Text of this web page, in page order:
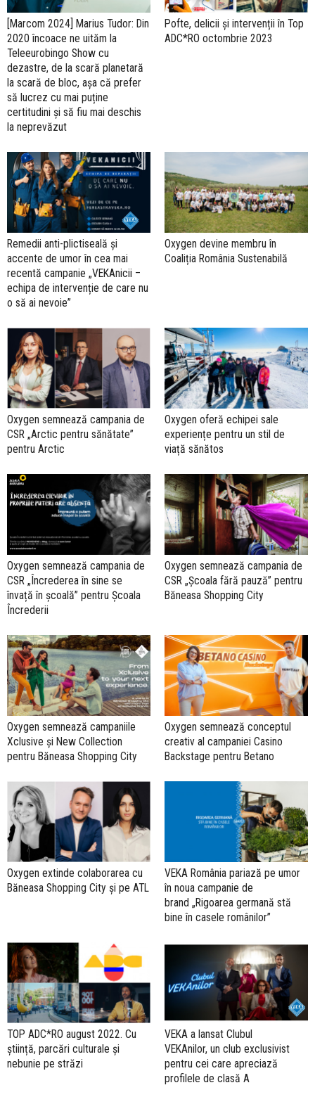
[Marcom 2024] Marius Tudor: Din
2020 încoace ne uităm la
Teleeurobingo Show cu
dezastre, de la scară planetară
la scară de bloc, așa că prefer
să lucrez cu mai puține
certitudini și să fiu mai deschis
la neprevăzut
Pofte, delicii și intervenții în Top
ADC*RO octombrie 2023
Remedii anti-plictiseală și
accente de umor în cea mai
recentă campanie „VEKAnicii –
echipa de intervenție de care nu
o să ai nevoie”
Oxygen devine membru în
Coaliția România Sustenabilă
Oxygen semnează campania de
CSR „Arctic pentru sănătate”
pentru Arctic
Oxygen oferă echipei sale
experiențe pentru un stil de
viață sănătos
Oxygen semnează campania de
CSR „Încrederea în sine se
învață în școală” pentru Școala
Încrederii
Oxygen semnează campania de
CSR „Școala fără pauză” pentru
Băneasa Shopping City
Oxygen semnează campaniile
Xclusive și New Collection
pentru Băneasa Shopping City
Oxygen semnează conceptul
creativ al campaniei Casino
Backstage pentru Betano
Oxygen extinde colaborarea cu
Băneasa Shopping City și pe ATL
VEKA România pariază pe umor
în noua campanie de
brand „Rigoarea germană stă
bine în casele românilor”
TOP ADC*RO august 2022. Cu
știință, parcări culturale și
nebunie pe străzi
VEKA a lansat Clubul
VEKAnilor, un club exclusivist
pentru cei care apreciază
profilele de clasă A